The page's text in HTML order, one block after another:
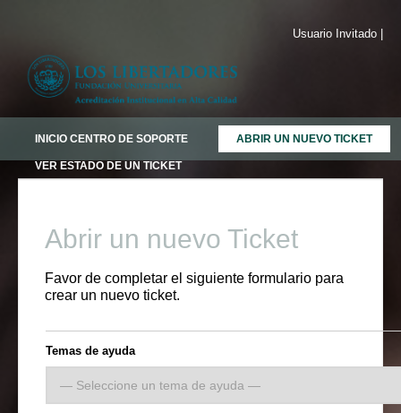
Usuario Invitado |
INICIO CENTRO DE SOPORTE ABRIR UN NUEVO TICKET
VER ESTADO DE UN TICKET
Abrir un nuevo Ticket
Favor de completar el siguiente formulario para
crear un nuevo ticket.
Temas de ayuda